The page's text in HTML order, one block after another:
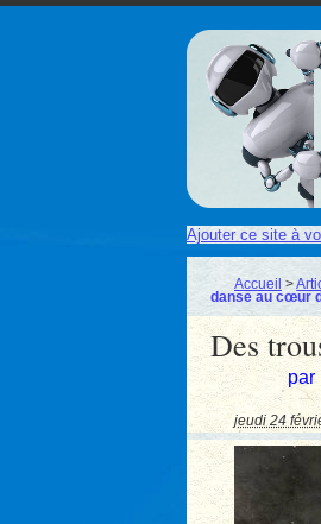
Ajouter ce site à
Accueil >
danse au cœur
Des
par
jeudi 24